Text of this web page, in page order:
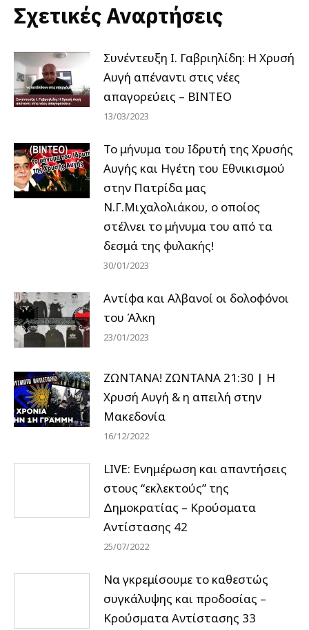
Σχετικές Αναρτήσεις
Συνέντευξη Ι. Γαβριηλίδη: Η Χρυσή
Αυγή απέναντι στις νέες
απαγορεύεις – ΒΙΝΤΕΟ
13/03/2023
Το μήνυμα του Ιδρυτή της Χρυσής
Αυγής και Ηγέτη του Εθνικισμού
στην Πατρίδα μας
Ν.Γ.Μιχαλολιάκου, ο οποίος
στέλνει το μήνυμα του από τα
δεσμά της φυλακής!
30/01/2023
Αντίφα και Αλβανοί οι δολοφόνοι
του Άλκη
23/01/2023
ΖΩΝΤΑΝΑ! ΖΩΝΤΑΝΑ 21:30 | Η
Χρυσή Αυγή & η απειλή στην
Μακεδονία
16/12/2022
LIVE: Ενημέρωση και απαντήσεις
στους “εκλεκτούς” της
Δημοκρατίας – Κρούσματα
Αντίστασης 42
25/07/2022
Να γκρεμίσουμε το καθεστώς
συγκάλυψης και προδοσίας –
Κρούσματα Αντίστασης 33